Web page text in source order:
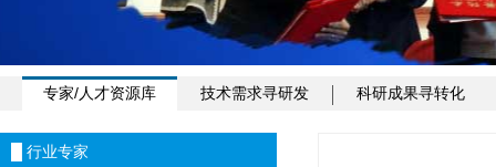
专家/人才资源库 技术需求寻研发 科研成果寻转化
█ 行业专家